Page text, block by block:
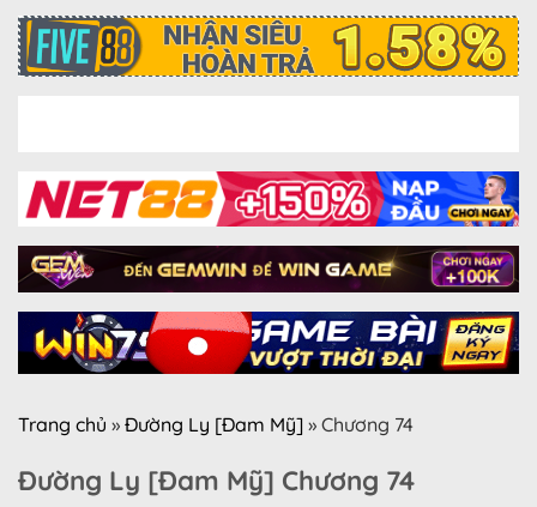
Trang chủ » Đường Ly [Đam Mỹ] » Chương 74
Đường Ly [Đam Mỹ] Chương 74